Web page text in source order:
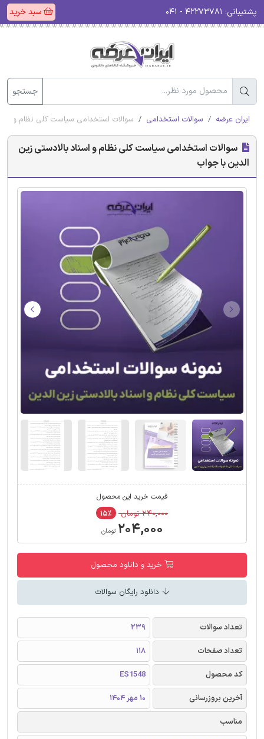
پشتیبانی: سبد خرید
جستجو
ایران عرضه سوالات استخدامی سوالات استخدامی سیاست کلی نظام و
سوالات استخدامی سیاست کلی نظام و اسناد بالادستی زین
الدین با جواب
قیمت خرید این محصول
۲۴۰,۰۰۰ تومان ۱۵٪
۲۰۴,۰۰۰ تومان
خرید و دانلود محصول
دانلود رایگان سوالات
تعداد سوالات
239
تعداد صفحات
118
کد محصول
ES1548
آخرین بروزرسانی
10 مهر 1404
مناسب